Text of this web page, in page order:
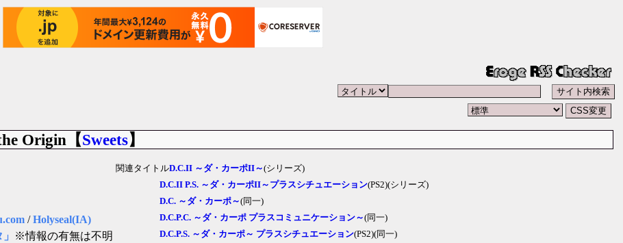
Origin【Sweets】
/Holyseal(IA)
※情報の有無は不明
関連タイトルD.C.II ～ダ・カーポII～(シリーズ)
D.C.II P.S. ～ダ・カーポII～プラスシチュエーション(PS2)(シリーズ)
D.C. ～ダ・カーポ～(同一)
D.C.P.C. ～ダ・カーポ プラスコミュニケーション～(同一)
D.C.P.S. ～ダ・カーポ～ プラスシチュエーション(PS2)(同一)